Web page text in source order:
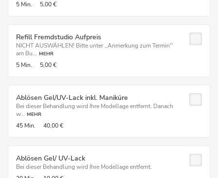
5 Min. 5,00 €
Refill Fremdstudio Aufpreis
NICHT AUSWÄHLEN! Bitte unter ,,Anmerkung zum Termin''
am Bu... MEHR
5 Min. 5,00 €
Ablösen Gel/UV-Lack inkl. Maniküre
Bei dieser Behandlung wird Ihre Modellage entfernt. Danach
w... MEHR
45 Min. 40,00 €
Ablösen Gel/ UV-Lack
Bei dieser Behandlung wird Ihre Modellage entfernt.